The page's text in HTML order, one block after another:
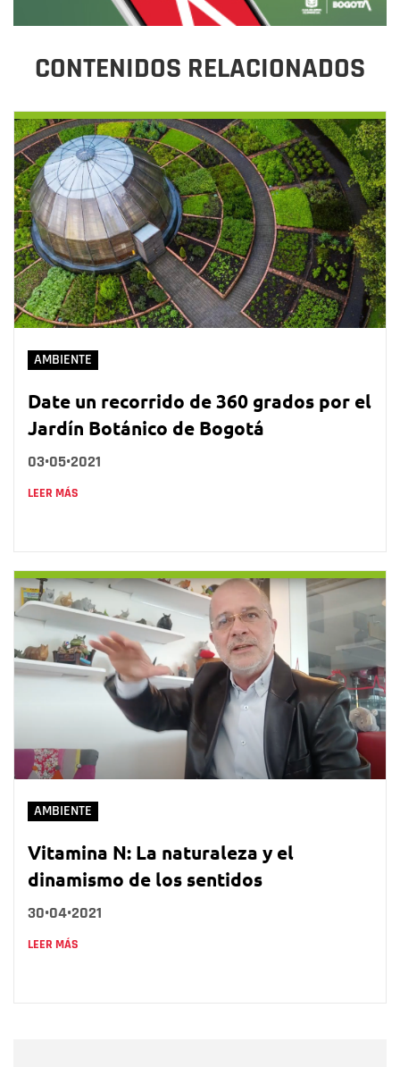
CONTENIDOS RELACIONADOS
AMBIENTE
Date un recorrido de 360 grados por el
Jardín Botánico de Bogotá
03•05•2021
LEER MÁS
AMBIENTE
Vitamina N: La naturaleza y el
dinamismo de los sentidos
30•04•2021
LEER MÁS